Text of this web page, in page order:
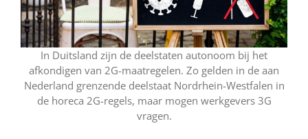
In Duitsland zijn de deelstaten autonoom bij het
afkondigen van 2G-maatregelen. Zo gelden in de aan
Nederland grenzende deelstaat Nordrhein-Westfalen in
de horeca 2G-regels, maar mogen werkgevers 3G
vragen.